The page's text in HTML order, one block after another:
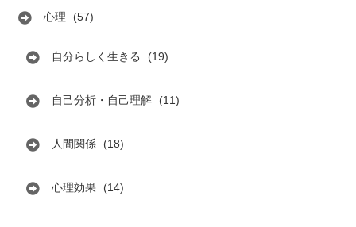
心理 (57)
自分らしく生きる (19)
自己分析・自己理解 (11)
人間関係 (18)
心理効果 (14)